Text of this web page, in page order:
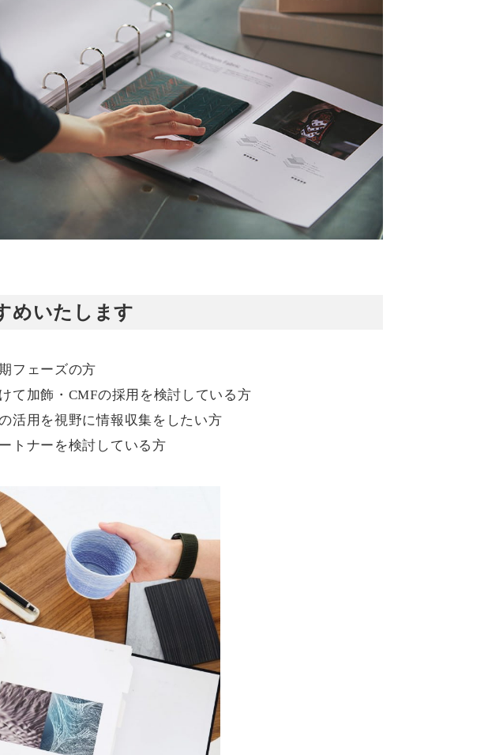
めいたします
フェーズの方
て加飾・CMFの採用を検討している方
活用を視野に情報収集をしたい方
トナーを検討している方